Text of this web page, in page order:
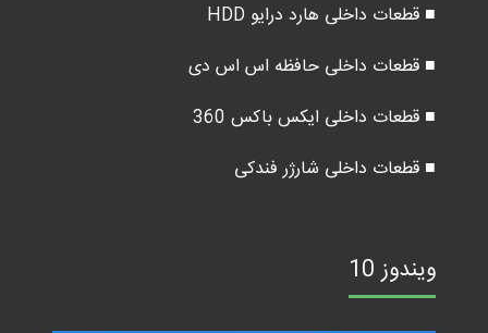
■ قطعات داخلی هارد درایو HDD
■ قطعات داخلی حافظه اس اس دی
■ قطعات داخلی ایکس باکس 360
■ قطعات داخلی شارژر فندکی
ویندوز 10